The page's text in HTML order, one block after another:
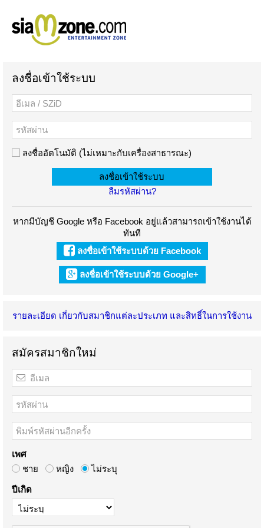
ลงชื่อเข้าใช้ระบบ
ลงชื่ออัตโนมัติ (ไม่เหมาะกับเครื่องสาธารณะ)
ลืมรหัสผ่าน?
หากมีบัญชี Google หรือ Facebook อยู่แล้วสามารถเข้าใช้งานได้
ทันที
ลงชื่อเข้าใช้ระบบด้วย Facebook
ลงชื่อเข้าใช้ระบบด้วย Google+
รายละเอียด เกี่ยวกับสมาชิกแต่ละประเภท และสิทธิ์ในการใช้งาน
สมัครสมาชิกใหม่
เพศ
ชาย
หญิง ไม่ระบุ
ปีเกิด